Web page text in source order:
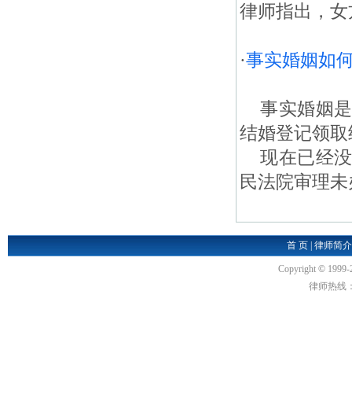
律师指出，
·事实婚姻如
事实婚姻是
结婚登记领
现在已经没
民法院审理
首 页| 律师简介
Copyright ©
律师热线